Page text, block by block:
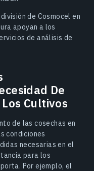
de Cosmocel en
apoyan a los
de análisis de
De
Cultivos
de las cosechas en
condiciones
necesarias en el
para los
Por ejemplo, el